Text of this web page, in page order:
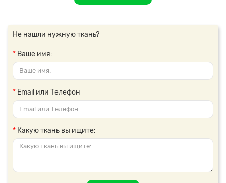
Не нашли нужную ткань?
Ваше имя:
Email или Телефон
Какую ткань вы ищите: